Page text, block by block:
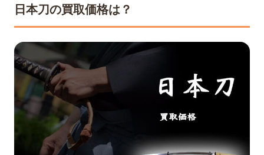
日本刀の買取価格は？